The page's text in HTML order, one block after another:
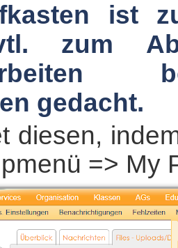
ist
zum
gedacht.
diesen,
=> My